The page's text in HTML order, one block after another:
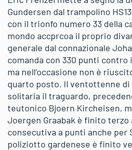
Gundersen dal trampolino
con il trionfo numero 33 della
mondo accprcoa il proprio
generale dal connazionale
comanda con 330 punti contro
ma nell’occasione non è
quarto posto. Il ventottenne di
solitaria il traguardo,
teutonico Bjoern Kircheisen,
Joergen Graabak è finito terzo
consecutiva a punti anche per
poliziotto gardenese è finito